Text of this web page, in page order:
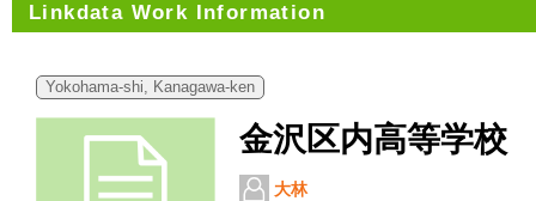
Linkdata Work Information
Yokohama-shi, Kanagawa-ken
金沢区内高等学校
大林